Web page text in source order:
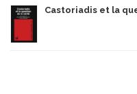
Castoriadis et la